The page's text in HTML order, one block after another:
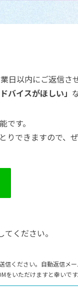
日以内にご返信さ
バイスがほしい」
です。
りできますので、
ください。
ください。自動返信メ
をいただけますと幸いで